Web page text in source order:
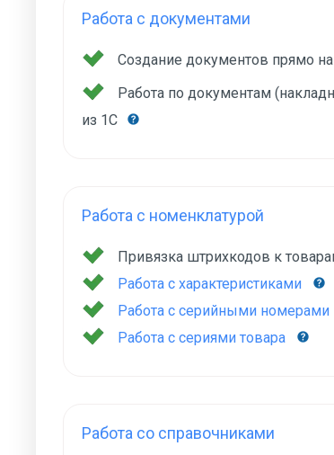
Работа с документами
Создание документов прямо
Работа по документам
из 1С
Работа с номенклатурой
Привязка штрихкодов к
Работа с характеристиками
Работа с серийными номерами
Работа с сериями товара
Работа со справочниками